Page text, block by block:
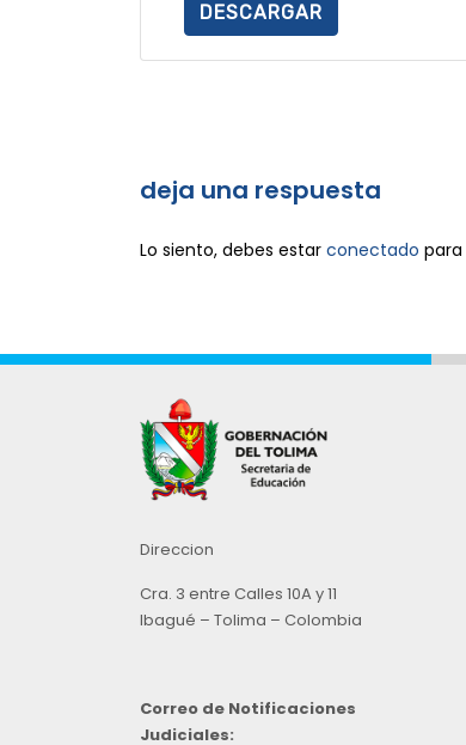
DESCARGAR
deja una respuesta
Lo siento, debes estar conectado
Direccion
Cra. 3 entre Calles 10A y 11
Ibagué – Tolima – Colombia
Correo de Notificaciones
Judiciales: